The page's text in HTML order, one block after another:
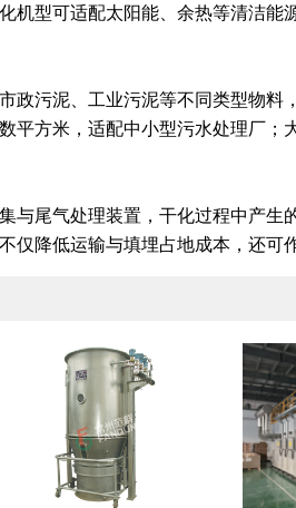
机型可适配太阳能、余热等清洁
政污泥、工业污泥等不同类型物料
平方米，适配中小型污水处理厂
与尾气处理装置，干化过程中产
仅降低运输与填埋占地成本，还可